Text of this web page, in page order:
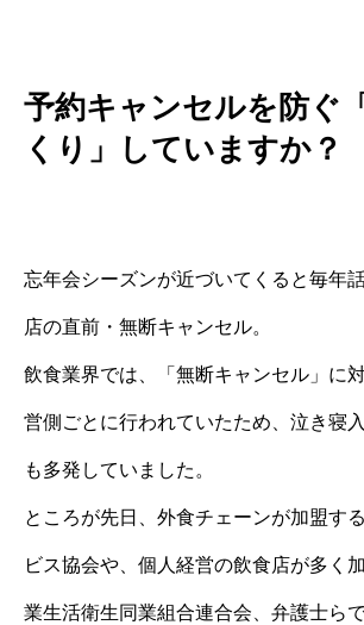
予約キャンセルを防ぐ
くり」していますか？
忘年会シーズンが近づいてくると毎年
店の直前・無断キャンセル。
飲食業界では、「無断キャンセル」に
営側ごとに行われていたため、泣き寝
も多発していました。
ところが先日、外食チェーンが加盟す
ビス協会や、個人経営の飲食店が多く
業生活衛生同業組合連合会、弁護士ら